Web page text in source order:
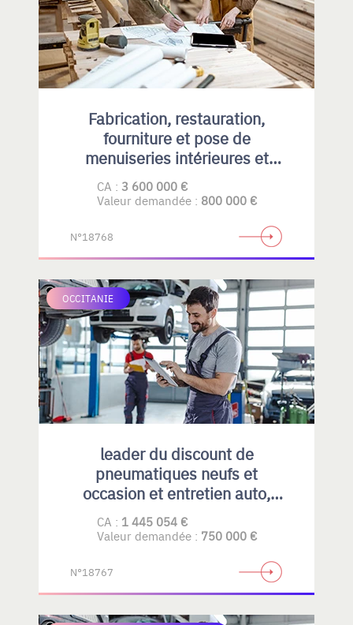
Fabrication, restauration,
fourniture et pose de
menuiseries intérieures et
extérieures , principalement en
bois
CA : 3 600 000 €
Valeur demandée : 800 000 €
N°18768
OCCITANIE
leader du discount de
pneumatiques neufs et
occasion et entretien auto,
emplacement idéal et fort
potentiel de développement
CA : 1 445 054 €
Valeur demandée : 750 000 €
N°18767